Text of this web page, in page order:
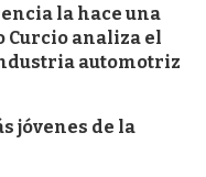
la hace una
Curcio analiza el
automotriz
jóvenes de la